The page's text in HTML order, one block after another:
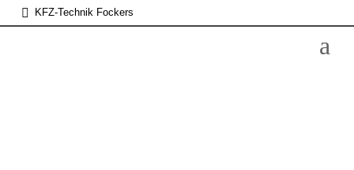
 KFZ-Technik Fockers
a